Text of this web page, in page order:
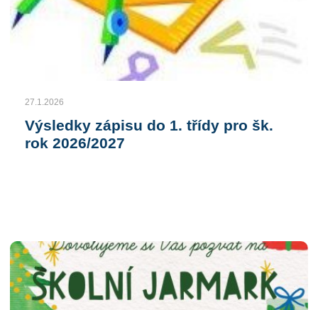
27.1.2026
Výsledky zápisu do 1. třídy pro šk.
rok 2026/2027